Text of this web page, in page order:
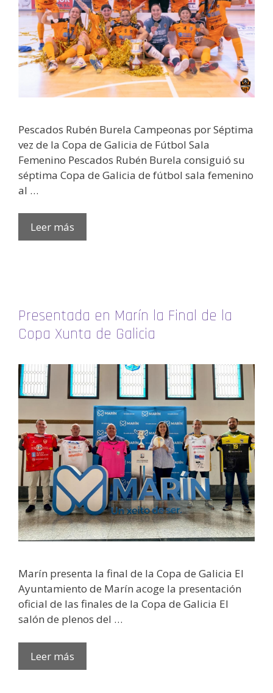
Pescados Rubén Burela Campeonas por Séptima
vez de la Copa de Galicia de Fútbol Sala
Femenino Pescados Rubén Burela consiguió su
séptima Copa de Galicia de fútbol sala femenino
al …
Leer más
Presentada en Marín la Final de la
Copa Xunta de Galicia
Marín presenta la final de la Copa de Galicia El
Ayuntamiento de Marín acoge la presentación
oficial de las finales de la Copa de Galicia El
salón de plenos del …
Leer más